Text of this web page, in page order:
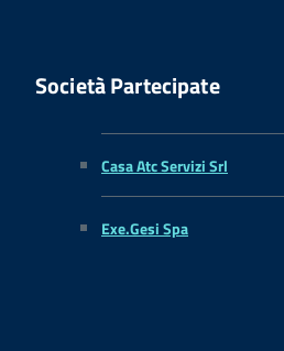
Società Partecipate
Casa Atc Servizi Srl
Exe.Gesi Spa